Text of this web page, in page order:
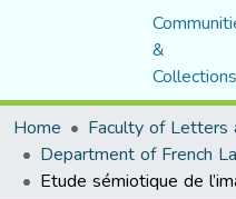
&
Collections
Home